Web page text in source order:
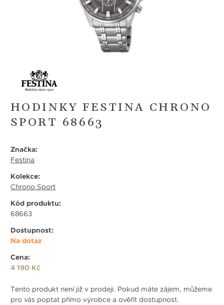
HODINKY FESTINA CHRONO
SPORT 68663
Značka:
Festina
Kolekce:
Chrono Sport
Kód produktu:
68663
Dostupnost:
Na dotaz
Cena:
4 190 Kč
Tento produkt není již v prodeji. Pokud máte zájem, můžeme
pro vás poptat přímo výrobce a ověřit dostupnost.